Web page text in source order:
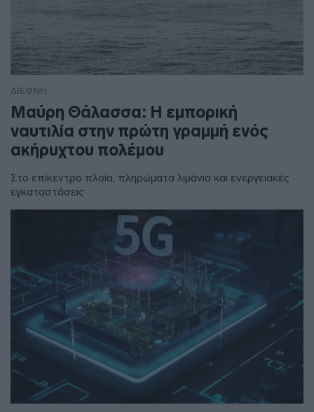
ΔΙΕΘΝΗ
Μαύρη Θάλασσα: Η εμπορική
ναυτιλία στην πρώτη γραμμή ενός
ακήρυχτου πολέμου
Στο επίκεντρο πλοία, πληρώματα λιμάνια και ενεργειακές
εγκαταστάσεις